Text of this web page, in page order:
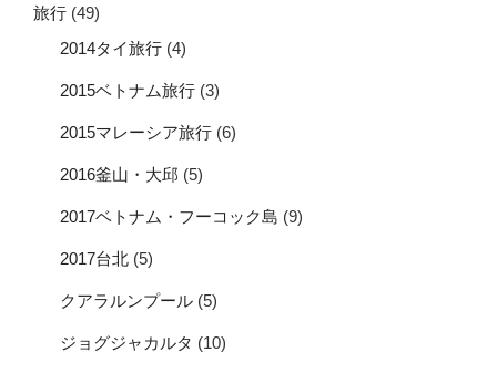
旅行 (49)
2014タイ旅行 (4)
2015ベトナム旅行 (3)
2015マレーシア旅行 (6)
2016釜山・大邱 (5)
2017ベトナム・フーコック島 (9)
2017台北 (5)
クアラルンプール (5)
ジョグジャカルタ (10)